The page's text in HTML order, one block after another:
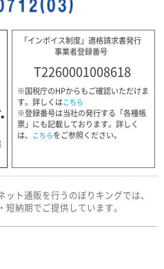
「インボイス制度」適格請求書発行
事業者登録番号
T2260001008618
※国税庁のHPからもご確認いただけま
す。詳しくはこちら
※登録番号は当社の発行する「各種帳
票」にも記載しております。詳しく
は、 こちらをご参照ください。
ト通販を行うのぼりキングでは、
納期でご提供しています。